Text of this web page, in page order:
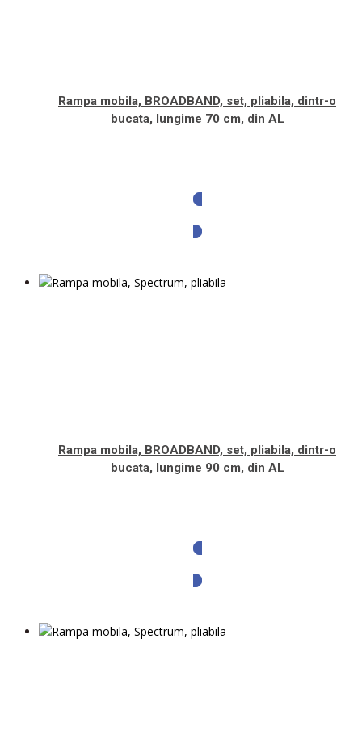
Rampa mobila, BROADBAND, set, pliabila, dintr-o
bucata, lungime 70 cm, din AL
Rampa mobila, BROADBAND, set, pliabila, dintr-o
bucata, lungime 90 cm, din AL